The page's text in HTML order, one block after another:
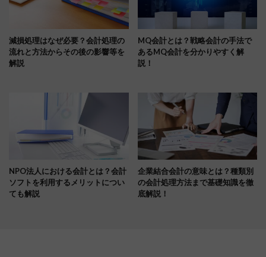
減損処理はなぜ必要？会計処理の
流れと方法からその後の影響等を
解説
MQ会計とは？戦略会計の手法で
あるMQ会計を分かりやすく解
説！
NPO法人における会計とは？会計
ソフトを利用するメリットについ
ても解説
企業結合会計の意味とは？種類別
の会計処理方法まで基礎知識を徹
底解説！